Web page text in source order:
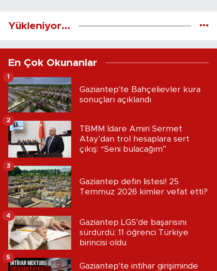
Yükleniyor...
En Çok Okunanlar
Gaziantep'te Bahçelievler kura
sonuçları açıklandı
1
TBMM İdare Amiri Sermet
Atay’dan trol hesaplara sert
çıkış: “Seni bulacağım”
2
Gaziantep defin listesi! 25
Temmuz 2026 kimler vefat etti?
3
Gaziantep LGS’de başarısını
sürdürdü: 11 öğrenci Türkiye
birincisi oldu
4
Gaziantep'te intihar girişiminde
5